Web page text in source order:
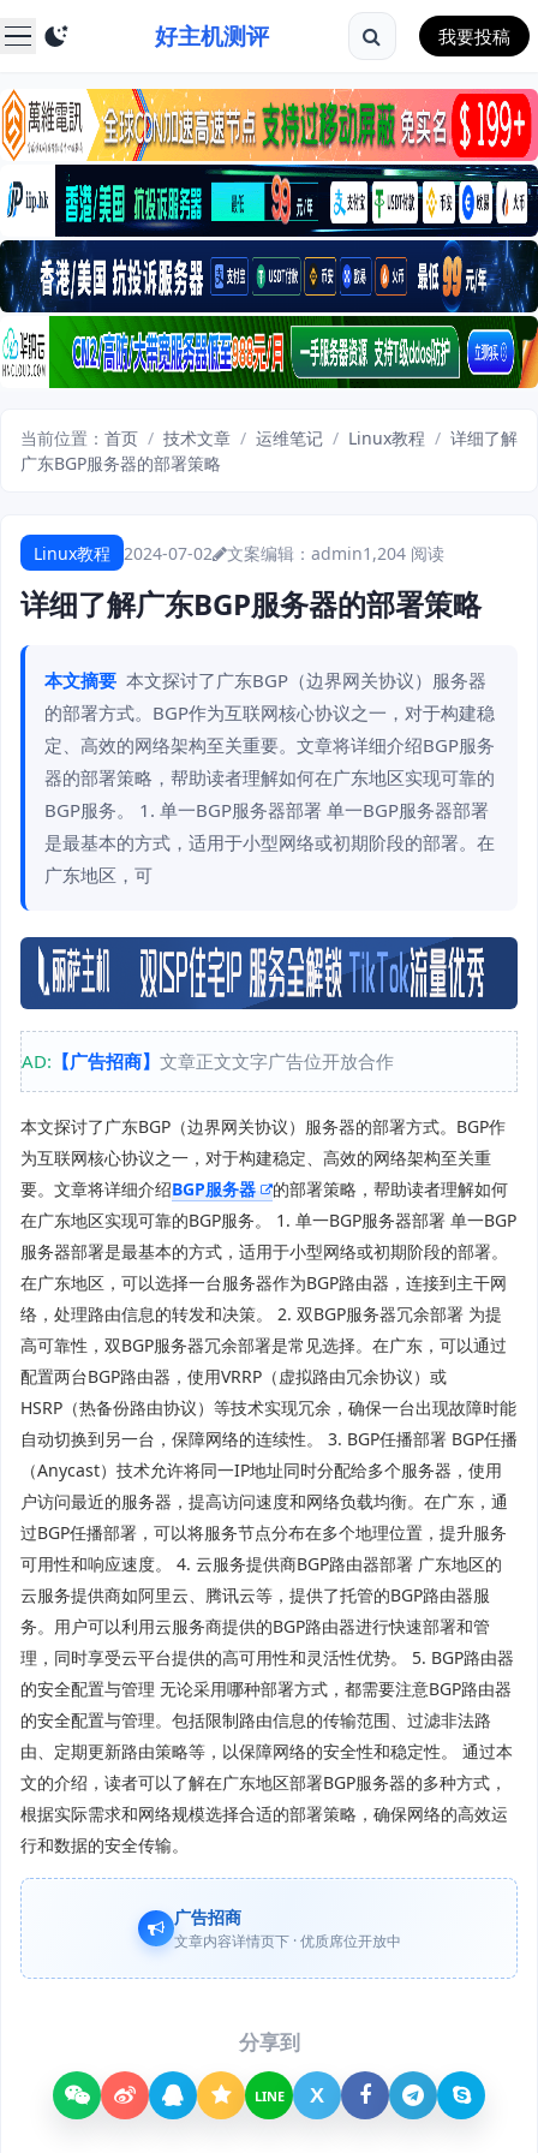
好主机测评 我要投稿
当前位置： 首页 / 技术文章 / 运维笔记 / Linux教程 / 详细了解
广东BGP服务器的部署策略
Linux教程 2024-07-02 文案编辑：admin1,204 阅读
详细了解广东BGP服务器的部署策略
本文摘要 本文探讨了广东BGP（边界网关协议）服务器
的部署方式。BGP作为互联网核心协议之一，对于构建稳
定、高效的网络架构至关重要。文章将详细介绍BGP服务
器的部署策略，帮助读者理解如何在广东地区实现可靠的
BGP服务。 1. 单一BGP服务器部署 单一BGP服务器部署
是最基本的方式，适用于小型网络或初期阶段的部署。在
广东地区，可
AD: 【广告招商】 文章正文文字广告位开放合作
本文探讨了广东BGP（边界网关协议）服务器的部署方式。BGP作
为互联网核心协议之一，对于构建稳定、高效的网络架构至关重
要。文章将详细介绍BGP服务器
的部署策略，帮助读者理解如何
在广东地区实现可靠的BGP服务。 1. 单一BGP服务器部署 单一BGP
服务器部署是最基本的方式，适用于小型网络或初期阶段的部署。
在广东地区，可以选择一台服务器作为BGP路由器，连接到主干网
络，处理路由信息的转发和决策。 2. 双BGP服务器冗余部署 为提
高可靠性，双BGP服务器冗余部署是常见选择。在广东，可以通过
配置两台BGP路由器，使用VRRP（虚拟路由冗余协议）或
HSRP（热备份路由协议）等技术实现冗余，确保一台出现故障时能
自动切换到另一台，保障网络的连续性。 3. BGP任播部署 BGP任播
（Anycast）技术允许将同一IP地址同时分配给多个服务器，使用
户访问最近的服务器，提高访问速度和网络负载均衡。在广东，通
过BGP任播部署，可以将服务节点分布在多个地理位置，提升服务
可用性和响应速度。 4. 云服务提供商BGP路由器部署 广东地区的
云服务提供商如阿里云、腾讯云等，提供了托管的BGP路由器服
务。用户可以利用云服务商提供的BGP路由器进行快速部署和管
理，同时享受云平台提供的高可用性和灵活性优势。 5. BGP路由器
的安全配置与管理 无论采用哪种部署方式，都需要注意BGP路由器
的安全配置与管理。包括限制路由信息的传输范围、过滤非法路
由、定期更新路由策略等，以保障网络的安全性和稳定性。 通过本
文的介绍，读者可以了解在广东地区部署BGP服务器的多种方式，
根据实际需求和网络规模选择合适的部署策略，确保网络的高效运
行和数据的安全传输。
广告招商
文章内容详情页下 · 优质席位开放中
分享到
LINE X